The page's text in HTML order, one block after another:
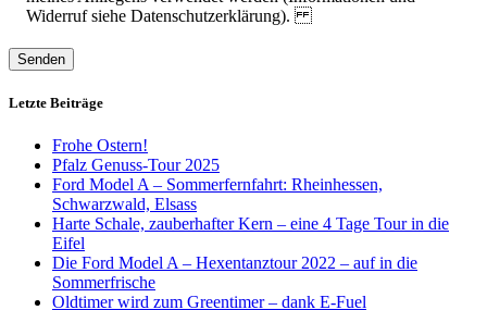
Widerruf siehe Datenschutzerklärung).
Senden
Letzte Beiträge
Frohe Ostern!
Pfalz Genuss-Tour 2025
Ford Model A – Sommerfernfahrt: Rheinhessen,
Schwarzwald, Elsass
Harte Schale, zauberhafter Kern – eine 4 Tage Tour in die
Eifel
Die Ford Model A – Hexentanztour 2022 – auf in die
Sommerfrische
Oldtimer wird zum Greentimer – dank E-Fuel